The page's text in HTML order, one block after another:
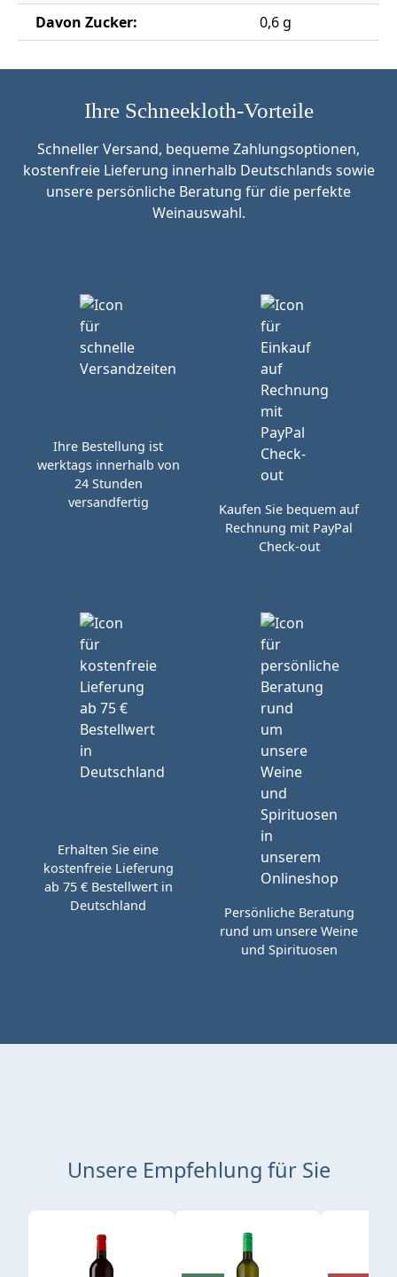
Davon Zucker:
0,6 g
Ihre Schneekloth-Vorteile
Schneller Versand, bequeme Zahlungsoptionen,
kostenfreie Lieferung innerhalb Deutschlands sowie
unsere persönliche Beratung für die perfekte
Weinauswahl.
Ihre Bestellung ist
werktags innerhalb von
24 Stunden
versandfertig
Kaufen Sie bequem auf
Rechnung mit PayPal
Check-out
Erhalten Sie eine
kostenfreie Lieferung
ab 75 € Bestellwert in
Deutschland
Persönliche Beratung
rund um unsere Weine
und Spirituosen
Unsere Empfehlung für Sie
Produktgalerie überspringen